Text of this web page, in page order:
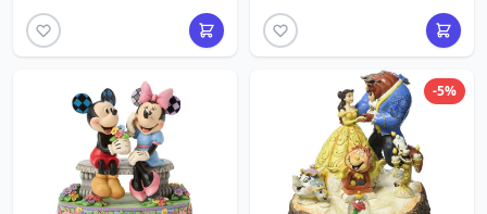
-5%